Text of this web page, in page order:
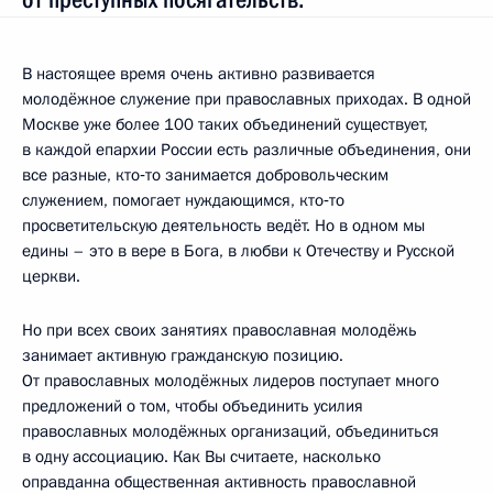
В настоящее время очень активно развивается
молодёжное служение при православных приходах. В одной
Москве уже более 100 таких объединений существует,
в каждой епархии России есть различные объединения, они
все разные, кто‑то занимается добровольческим
служением, помогает нуждающимся, кто‑то
просветительскую деятельность ведёт. Но в одном мы
едины – это в вере в Бога, в любви к Отечеству и Русской
церкви.
Но при всех своих занятиях православная молодёжь
занимает активную гражданскую позицию.
От православных молодёжных лидеров поступает много
предложений о том, чтобы объединить усилия
православных молодёжных организаций, объединиться
в одну ассоциацию. Как Вы считаете, насколько
оправданна общественная активность православной